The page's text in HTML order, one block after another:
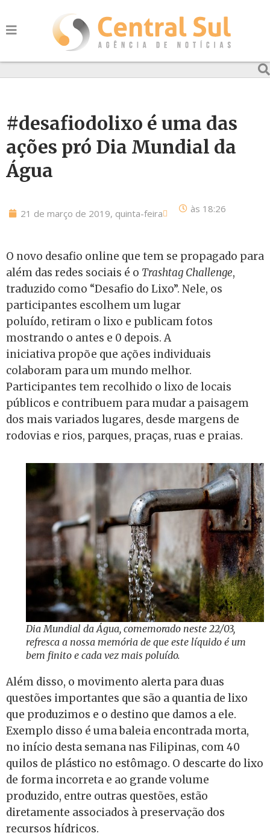
#desafiodolixo é uma das
ações pró Dia Mundial da
Água
21 de março de 2019, quinta-feira às 18:26
O novo desafio online que tem se propagado para
além das redes sociais é o Trashtag Challenge,
traduzido como “Desafio do Lixo”. Nele, os
participantes escolhem um lugar
poluído, retiram o lixo e publicam fotos
mostrando o antes e 0 depois. A
iniciativa propõe que ações individuais
colaboram para um mundo melhor.
Participantes tem recolhido o lixo de locais
públicos e contribuem para mudar a paisagem
dos mais variados lugares, desde margens de
rodovias e rios, parques, praças, ruas e praias.
Dia Mundial da Água, comemorado neste 22/03,
refresca a nossa memória de que este líquido é um
bem finito e cada vez mais poluído.
Além disso, o movimento alerta para duas
questões importantes que são a quantia de lixo
que produzimos e o destino que damos a ele.
Exemplo disso é uma baleia encontrada morta,
no início desta semana nas Filipinas, com 40
quilos de plástico no estômago. O descarte do lixo
de forma incorreta e ao grande volume
produzido, entre outras questões, estão
diretamente associados à preservação dos
recursos hídricos.